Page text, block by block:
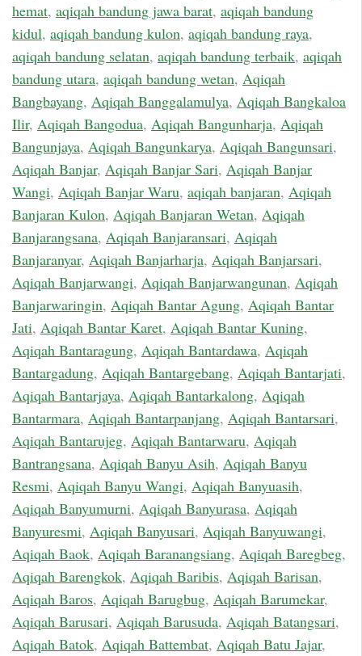
hemat, aqiqah bandung jawa barat, aqiqah bandung
kidul, aqiqah bandung kulon, aqiqah bandung raya,
aqiqah bandung selatan, aqiqah bandung terbaik, aqiqah
bandung utara, aqiqah bandung wetan, Aqiqah
Bangbayang, Aqiqah Banggalamulya, Aqiqah Bangkaloa
Ilir, Aqiqah Bangodua, Aqiqah Bangunharja, Aqiqah
Bangunjaya, Aqiqah Bangunkarya, Aqiqah Bangunsari,
Aqiqah Banjar, Aqiqah Banjar Sari, Aqiqah Banjar
Wangi, Aqiqah Banjar Waru, aqiqah banjaran, Aqiqah
Banjaran Kulon, Aqiqah Banjaran Wetan, Aqiqah
Banjarangsana, Aqiqah Banjaransari, Aqiqah
Banjaranyar, Aqiqah Banjarharja, Aqiqah Banjarsari,
Aqiqah Banjarwangi, Aqiqah Banjarwangunan, Aqiqah
Banjarwaringin, Aqiqah Bantar Agung, Aqiqah Bantar
Jati, Aqiqah Bantar Karet, Aqiqah Bantar Kuning,
Aqiqah Bantaragung, Aqiqah Bantardawa, Aqiqah
Bantargadung, Aqiqah Bantargebang, Aqiqah Bantarjati,
Aqiqah Bantarjaya, Aqiqah Bantarkalong, Aqiqah
Bantarmara, Aqiqah Bantarpanjang, Aqiqah Bantarsari,
Aqiqah Bantarujeg, Aqiqah Bantarwaru, Aqiqah
Bantrangsana, Aqiqah Banyu Asih, Aqiqah Banyu
Resmi, Aqiqah Banyu Wangi, Aqiqah Banyuasih,
Aqiqah Banyumurni, Aqiqah Banyurasa, Aqiqah
Banyuresmi, Aqiqah Banyusari, Aqiqah Banyuwangi,
Aqiqah Baok, Aqiqah Baranangsiang, Aqiqah Baregbeg,
Aqiqah Barengkok, Aqiqah Baribis, Aqiqah Barisan,
Aqiqah Baros, Aqiqah Barugbug, Aqiqah Barumekar,
Aqiqah Barusari, Aqiqah Barusuda, Aqiqah Batangsari,
Aqiqah Batok, Aqiqah Battembat, Aqiqah Batu Jajar,